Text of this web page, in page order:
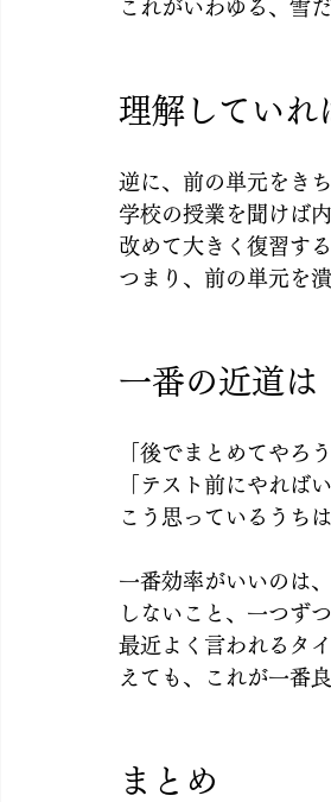
これがいわゆる、雪
理解していれ
逆に、前の単元をき
学校の授業を聞けば
改めて大きく復習す
つまり、前の単元を
一番の近道は
「後でまとめてやろう
「テスト前にやればい
こう思っているうち
一番効率がいいのは
しないこと、一つず
最近よく言われるタ
えても、これが一番
まとめ